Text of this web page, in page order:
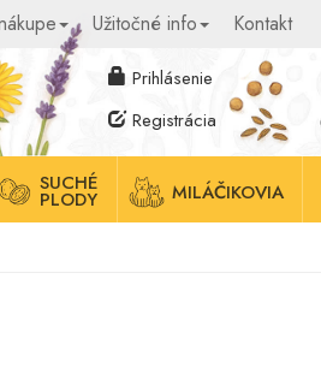
Užitočné info Kontakt
Prihlásenie
Registrácia
SUCHÉ
PLODY MILÁČIKOVIA